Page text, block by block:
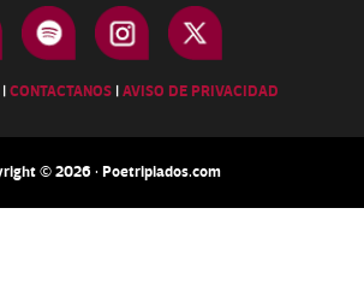
|CONTACTANOS |AVISO DE PRIVACIDAD
© 2026 · Poetripiados.com